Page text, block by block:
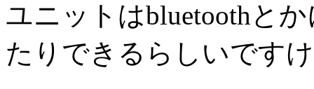
ユニットはbluetoothと
たりできるらしいです